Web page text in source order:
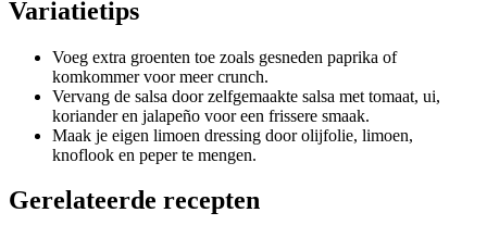
Variatietips
Voeg extra groenten toe zoals gesneden paprika of
komkommer voor meer crunch.
Vervang de salsa door zelfgemaakte salsa met tomaat, ui,
koriander en jalapeño voor een frissere smaak.
Maak je eigen limoen dressing door olijfolie, limoen,
knoflook en peper te mengen.
Gerelateerde recepten